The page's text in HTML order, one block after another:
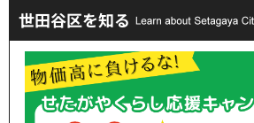
世田谷区を知る